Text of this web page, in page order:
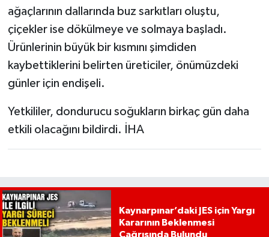
ağaçlarının dallarında buz sarkıtları oluştu,
çiçekler ise dökülmeye ve solmaya başladı.
Ürünlerinin büyük bir kısmını şimdiden
kaybettiklerini belirten üreticiler, önümüzdeki
günler için endişeli.
Yetkililer, dondurucu soğukların birkaç gün daha
etkili olacağını bildirdi. İHA
Kaynarpınar’daki JES için Yargı
Kararının Beklenmesi
Çağrısında Bulundu